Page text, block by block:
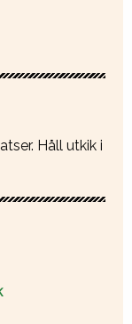
Håll utkik i